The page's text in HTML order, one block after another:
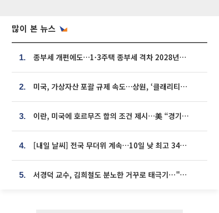
많이 본 뉴스
1. 종부세 개편에도…1·3주택 종부세 격차 2028년부터 확대
2. 미국, 가상자산 포괄 규제 속도…상원, ‘클래리티법’ 9월 절차투표 추진
3. 이란, 미국에 호르무즈 합의 조건 제시…美 “경기 아직 안 끝나” [종합]
4. [내일 날씨] 전국 무더위 계속…10일 낮 최고 34도 육박
5. 서경덕 교수, 김희철도 분노한 거꾸로 태극기⋯"엉터리는 아냐, 아쉬울 뿐"